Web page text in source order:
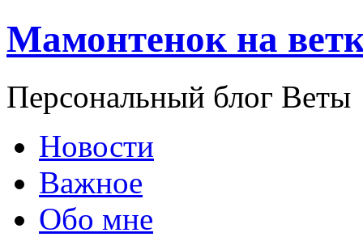
Мамонтенок на
Персональный блог Веты
Новости
Важное
Обо мне